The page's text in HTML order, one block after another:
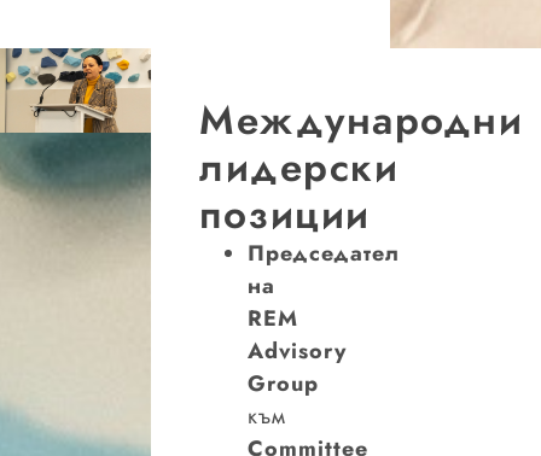
Международни
лидерски
позиции
Председател
на
REM
Advisory
Group
към
Committee